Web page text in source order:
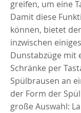
greifen, um eine
Damit diese
können, bietet
inzwischen
Dunstabzüge mit
Schränke per
Spülbrausen an
der Form der
große Auswahl: